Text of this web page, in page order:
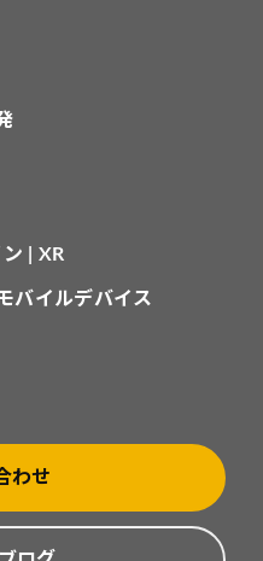
| XR
バイルデバイス
わせ